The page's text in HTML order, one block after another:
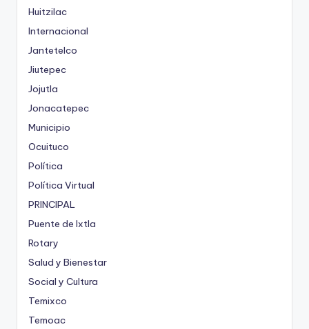
Huitzilac
Internacional
Jantetelco
Jiutepec
Jojutla
Jonacatepec
Municipio
Ocuituco
Política
Política Virtual
PRINCIPAL
Puente de Ixtla
Rotary
Salud y Bienestar
Social y Cultura
Temixco
Temoac